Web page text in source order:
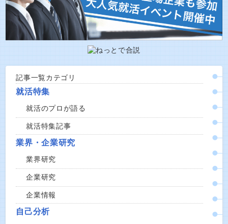
記事一覧カテゴリ
就活特集
就活のプロが語る
就活特集記事
業界・企業研究
業界研究
企業研究
企業情報
自己分析